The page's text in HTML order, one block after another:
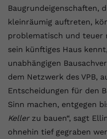
Baugrundeigenschaften,
kleinräumig auftreten,
problematisch und teuer
sein künftiges Haus
unabhängigen
dem Netzwerk des VPB,
Entscheidungen für den
Sinn machen, entgegen
Kellerzu bauen“, sagt
ohnehin tief gegraben
gesehen
Name
Laufzeit Session
Zweck
registriert
Daten
Videos von